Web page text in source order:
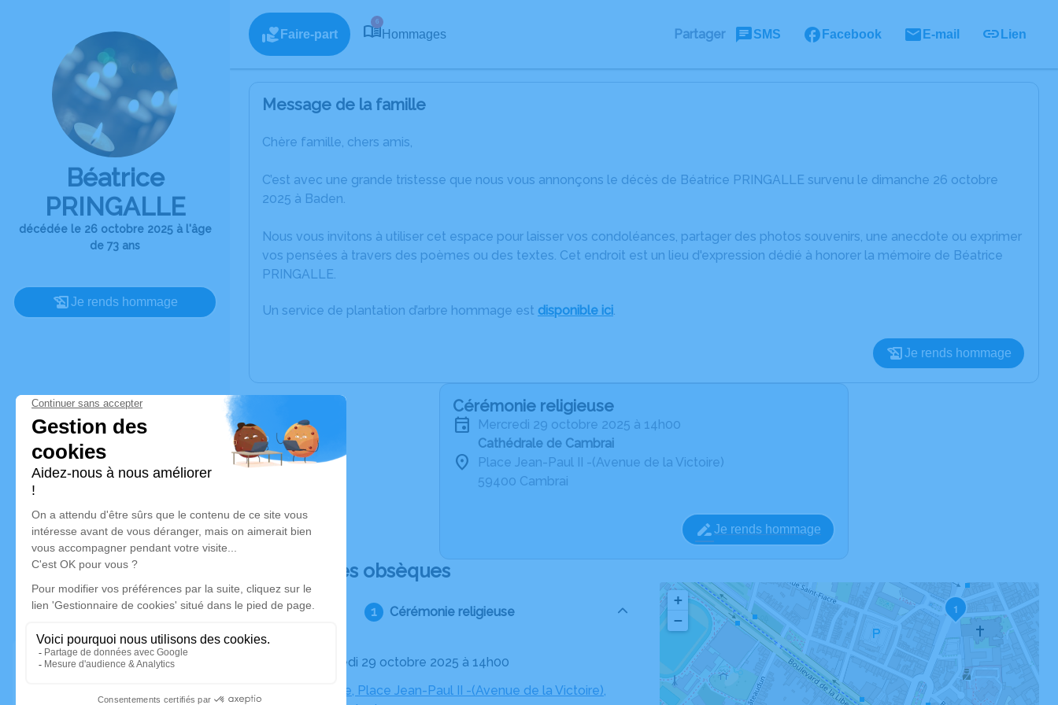
Béatrice
PRINGALLE
décédée le 26 octobre 2025 à l'âge
de 73 ans
Je rends hommage
Faire-part
6
Hommages Partager SMS Facebook E-mail Lien
Message de la famille
Chère famille, chers amis,
C’est avec une grande tristesse que nous vous annonçons le décès de Béatrice PRINGALLE survenu le dimanche 26 octobre
2025 à Baden.
Nous vous invitons à utiliser cet espace pour laisser vos condoléances, partager des photos souvenirs, une anecdote ou exprimer
vos pensées à travers des poèmes ou des textes. Cet endroit est un lieu d'expression dédié à honorer la mémoire de Béatrice
PRINGALLE.
Un service de plantation d’arbre hommage est disponible ici.
Je rends hommage
Cérémonie religieuse
mercredi 29 octobre 2025 à 14h00
Cathédrale de Cambrai
Place Jean-Paul II -(Avenue de la Victoire)
59400 Cambrai
Je rends hommage
Déroulé des obsèques
Cérémonie religieuse
Le mercredi 29 octobre 2025 à 14h00
Cathédrale, Place Jean-Paul II -(Avenue de la Victoire),
1
+
−